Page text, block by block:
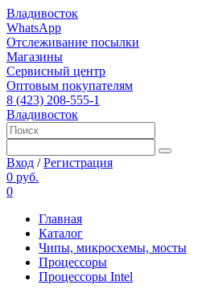
Владивосток
WhatsApp
Отслеживание посылки
Магазины
Сервисный центр
Оптовым покупателям
8 (423) 208-555-1
Владивосток
Вход /Регистрация
0 руб.
0
Главная
Каталог
Чипы, микросхемы, мосты
Процессоры
Процессоры Intel